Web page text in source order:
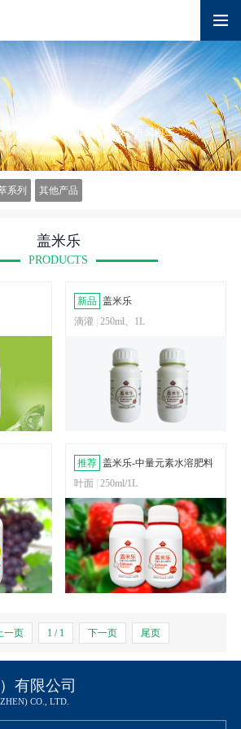
叶面喷施，快速促进果实发育并竖向生
系列 其他产品
盖米乐
PRODUCTS
新品 盖米乐
滴灌
250ml、1L
推荐 盖米乐-中量元素水溶肥料
叶面
250ml/1L
上一页 1 / 1 下一页 尾页
有限公司
CO., LTD.